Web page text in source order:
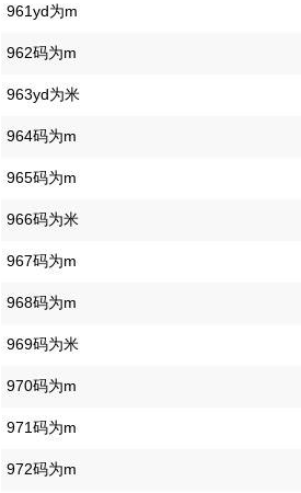
961yd为m
962码为m
963yd为米
964码为m
965码为m
966码为米
967码为m
968码为m
969码为米
970码为m
971码为m
972码为m